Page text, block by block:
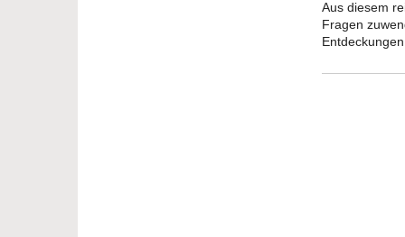
Aus diesem
Fragen